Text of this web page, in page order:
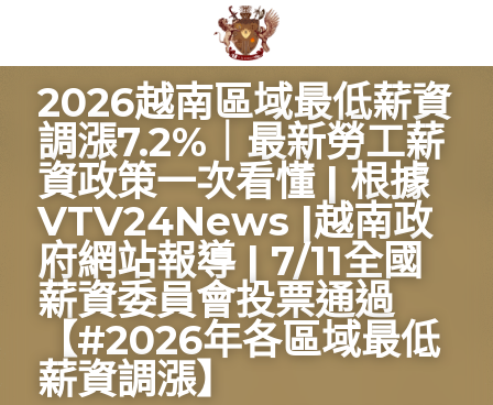
2026越南區域最低薪資
調漲7.2%｜最新勞工薪
資政策一次看懂 | 根據
VTV24News |越南政
府網站報導 | 7/11全國
薪資委員會投票通過
【#2026年各區域最低
薪資調漲】